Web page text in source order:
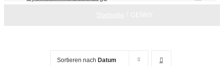
Sortieren nach Datum